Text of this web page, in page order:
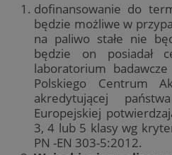
dofinansowanie do
będzie możliwe w
na paliwo stałe nie
będzie on posiadał
laboratorium
Polskiego Centrum
akredytującej
Europejskiej
3, 4 lub 5 klasy wg
PN -EN 303-5:2012.